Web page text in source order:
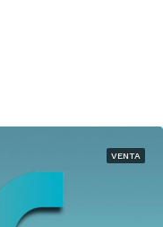
VENTA